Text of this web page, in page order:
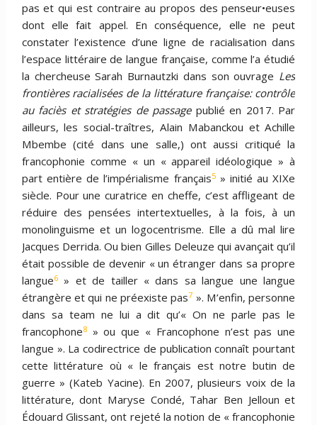
pas et qui est contraire au propos des penseur•euses
dont elle fait appel. En conséquence, elle ne peut
constater l’existence d’une ligne de racialisation dans
l’espace littéraire de langue française, comme l’a étudié
la chercheuse Sarah Burnautzki dans son ouvrage Les
frontières racialisées de la littérature française: contrôle
au faciès et stratégies de passagepublié en 2017. Par
ailleurs, les social-traîtres, Alain Mabanckou et Achille
Mbembe (cité dans une salle,) ont aussi critiqué la
francophonie comme « un « appareil idéologique » à
part entière de l’impérialisme français5» initié au XIXe
siècle. Pour une curatrice en cheffe, c’est affligeant de
réduire des pensées intertextuelles, à la fois, à un
monolinguisme et un logocentrisme. Elle a dû mal lire
Jacques Derrida. Ou bien Gilles Deleuze qui avançait qu’il
était possible de devenir « un étranger dans sa propre
langue6» et de tailler « dans sa langue une langue
étrangère et qui ne préexiste pas7 ». M’enfin, personne
dans sa team ne lui a dit qu’« On ne parle pas le
francophone8» ou que « Francophone n’est pas une
langue ». La codirectrice de publication connaît pourtant
cette littérature où « le français est notre butin de
guerre » (Kateb Yacine). En 2007, plusieurs voix de la
littérature, dont Maryse Condé, Tahar Ben Jelloun et
Édouard Glissant, ont rejeté la notion de « francophonie